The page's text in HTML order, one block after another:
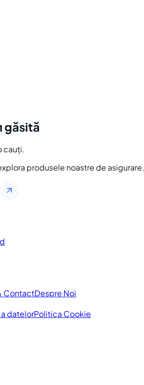
găsită
cauți.
produsele noastre de asigurare.
ContactDespre Noi
datelorPolitica Cookie